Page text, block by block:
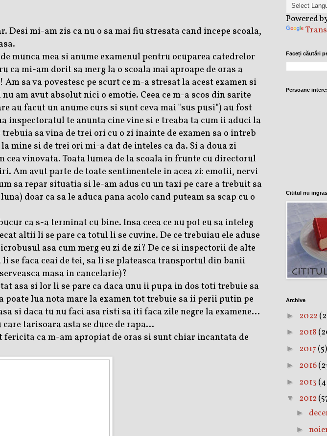
Desi mi-am zis ca nu o sa mai fiu stresata cand incepe scoala,
munca mea si anume examenul pentru ocuparea catedrelor
ca mi-am dorit sa merg la o scoala mai aproape de oras a
sa va povestesc pe scurt ce m-a stresat la acest examen si
am avut absolut nici o emotie. Ceea ce m-a scos din sarite
au facut un anume curs si sunt ceva mai "sus pusi") au fost
te anunta cine vine si e treaba ta cum ii aduci la
sa vina de trei ori cu o zi inainte de examen sa o intreb
mine si de trei ori mi-a dat de inteles ca da. Si a doua zi
cea vinovata. Toata lumea de la scoala in frunte cu directorul
avut parte de toate sentimentele in acea zi: emotii, nervi
sa repar situatia si le-am adus cu un taxi pe care a trebuit sa
doar ca sa le aduca pana acolo cand puteam sa scap cu o
ca s-a terminat cu bine. Insa ceea ce nu pot eu sa inteleg
altii li se pare ca totul li se cuvine. De ce trebuiau ele aduse
asa cum merg eu zi de zi? De ce si inspectorii de alte
faca ceai de tei, sa li se plateasca transportul din banii
masa in cancelarie)?
asa si lor li se pare ca daca unu ii pupa in dos toti trebuie sa
poate lua nota mare la examen tot trebuie sa ii perii putin pe
si daca tu nu faci asa risti sa iti faca zile negre la examene...
tarisoara asta se duce de rapa...
ca m-am apropiat de oras si sunt chiar incantata de
Powered
Faceți căutări
Persoane
Cititul nu
Archive
► 2022
► 2018
► 2017(5)
► 2016
► 2013
▼ 2012
►
►